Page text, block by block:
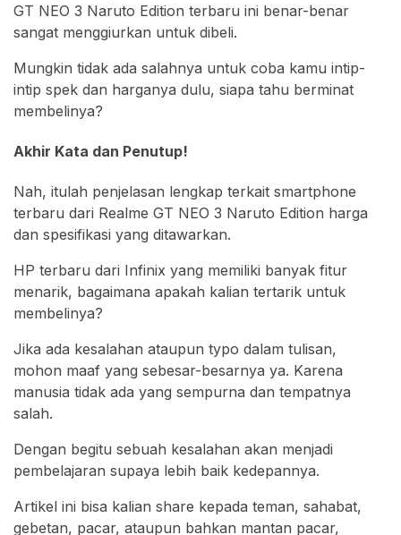
GT NEO 3 Naruto Edition terbaru ini benar-benar
sangat menggiurkan untuk dibeli.
Mungkin tidak ada salahnya untuk coba kamu intip-
intip spek dan harganya dulu, siapa tahu berminat
membelinya?
Akhir Kata dan Penutup!
Nah, itulah penjelasan lengkap terkait smartphone
terbaru dari Realme GT NEO 3 Naruto Edition harga
dan spesifikasi yang ditawarkan.
HP terbaru dari Infinix yang memiliki banyak fitur
menarik, bagaimana apakah kalian tertarik untuk
membelinya?
Jika ada kesalahan ataupun typo dalam tulisan,
mohon maaf yang sebesar-besarnya ya. Karena
manusia tidak ada yang sempurna dan tempatnya
salah.
Dengan begitu sebuah kesalahan akan menjadi
pembelajaran supaya lebih baik kedepannya.
Artikel ini bisa kalian share kepada teman, sahabat,
gebetan, pacar, ataupun bahkan mantan pacar,